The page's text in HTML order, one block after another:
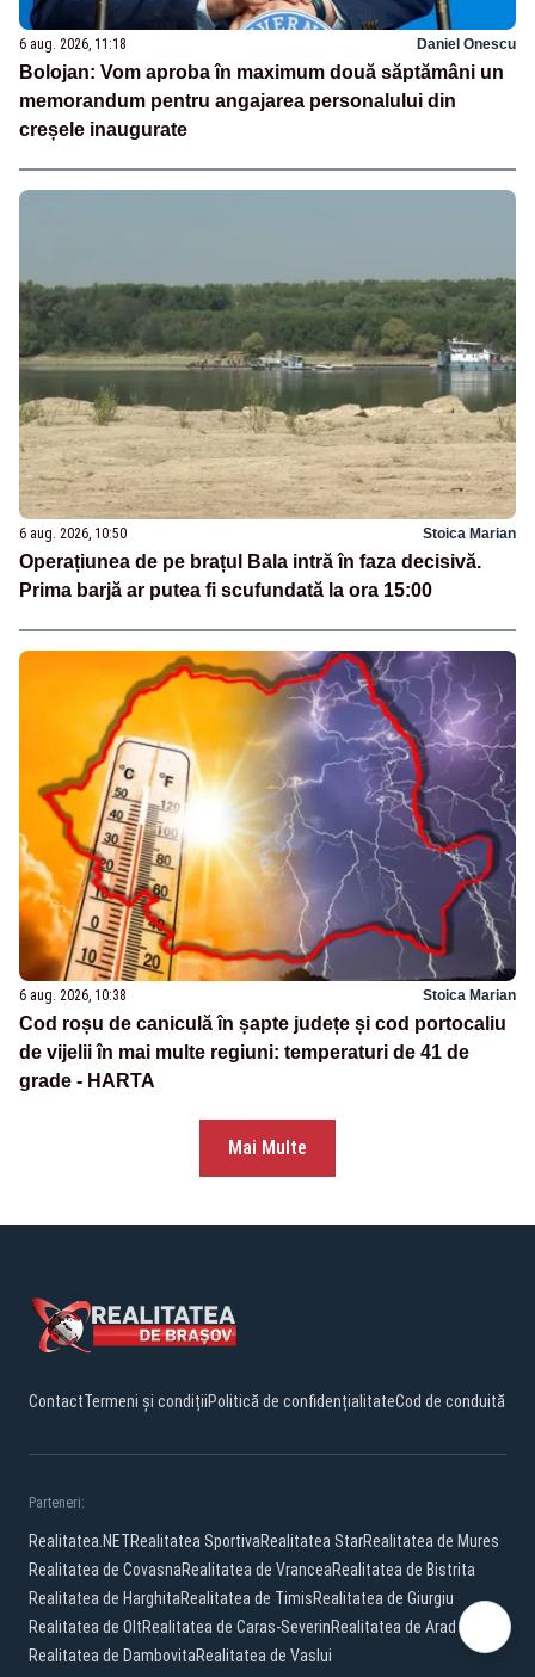
6 aug. 2026, 11:18 Daniel Onescu
Bolojan: Vom aproba în maximum două săptămâni un
memorandum pentru angajarea personalului din
creșele inaugurate
6 aug. 2026, 10:50 Stoica Marian
Operațiunea de pe brațul Bala intră în faza decisivă.
Prima barjă ar putea fi scufundată la ora 15:00
6 aug. 2026, 10:38 Stoica Marian
Cod roșu de caniculă în șapte județe și cod portocaliu
de vijelii în mai multe regiuni: temperaturi de 41 de
grade - HARTA
Mai Multe
ContactTermeni și condițiiPolitică de confidențialitateCod de conduită
Parteneri:
Realitatea.NETRealitatea SportivaRealitatea StarRealitatea de Mures
Realitatea de CovasnaRealitatea de VranceaRealitatea de Bistrita
Realitatea de HarghitaRealitatea de TimisRealitatea de Giurgiu
Realitatea de OltRealitatea de Caras-SeverinRealitatea de Arad
Realitatea de DambovitaRealitatea de Vaslui